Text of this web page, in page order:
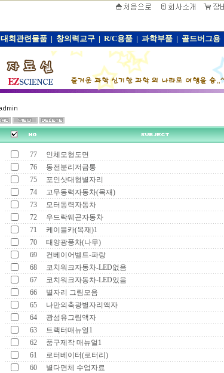
대회관련물품 | 창의력교구 | R/C용품 | 과학부품 | 골드버그용
77 인체모형도면
76
동전분리저금통
75
포인샷대형별자리
74
고무동력자동차(목재)
73
모터동력자동차
72
우드락웨곤자동차
71
케이블카(목재)1
70
태양광풍차(나무)
69
컨베이어벨트-파랑
68
코치워크자동차-LED없음
67
코치워크자동차-LED있음
66
별자리 그림모음
65
나만의축광별자리액자
64
광섬유그림액자
63
트랙터매뉴얼1
62
풍구제작 매뉴얼1
61
로터베이터(로터리)
60
별다면체 수업자료